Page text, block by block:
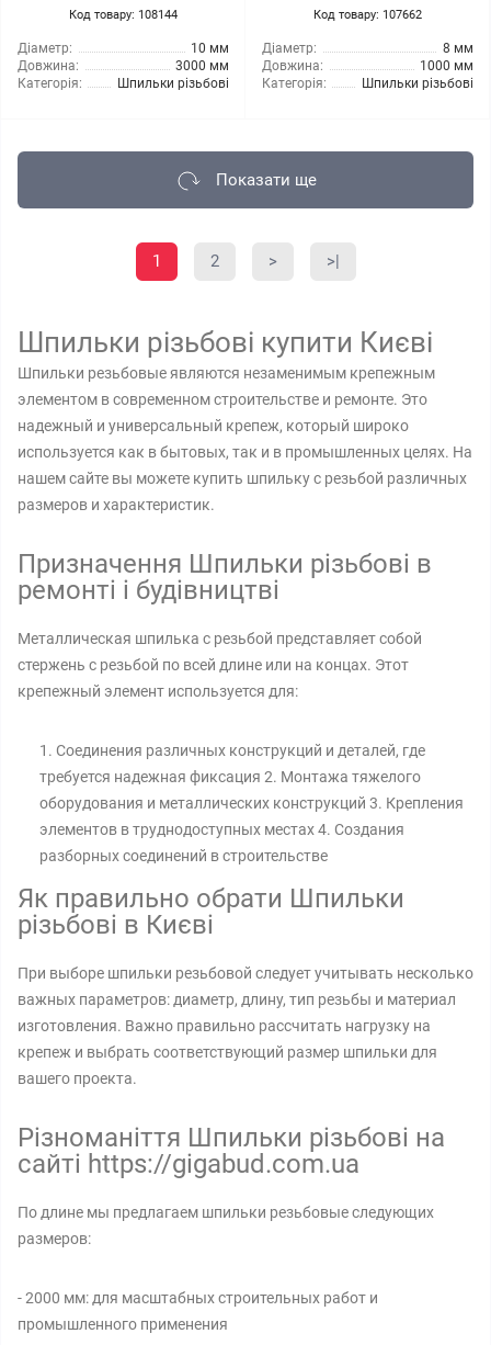
Код товару: 108144
Діаметр:
10 мм
Довжина:
3000 мм
Категорія:
Шпильки різьбові
Код товару: 107662
Діаметр:
8 мм
Довжина:
1000 мм
Категорія:
Шпильки різьбові
Показати ще
1 2 > >|
Шпильки різьбові купити Києві
Шпильки резьбовые являются незаменимым крепежным
элементом в современном строительстве и ремонте. Это
надежный и универсальный крепеж, который широко
используется как в бытовых, так и в промышленных целях. На
нашем сайте вы можете купить шпильку с резьбой различных
размеров и характеристик.
Призначення Шпильки різьбові в
ремонті і будівництві
Металлическая шпилька с резьбой представляет собой
стержень с резьбой по всей длине или на концах. Этот
крепежный элемент используется для:
1. Соединения различных конструкций и деталей, где
требуется надежная фиксация 2. Монтажа тяжелого
оборудования и металлических конструкций 3. Крепления
элементов в труднодоступных местах 4. Создания
разборных соединений в строительстве
Як правильно обрати Шпильки
різьбові в Києві
При выборе шпильки резьбовой следует учитывать несколько
важных параметров: диаметр, длину, тип резьбы и материал
изготовления. Важно правильно рассчитать нагрузку на
крепеж и выбрать соответствующий размер шпильки для
вашего проекта.
Різноманіття Шпильки різьбові на
сайті https://gigabud.com.ua
По длине мы предлагаем шпильки резьбовые следующих
размеров:
- 2000 мм: для масштабных строительных работ и
промышленного применения